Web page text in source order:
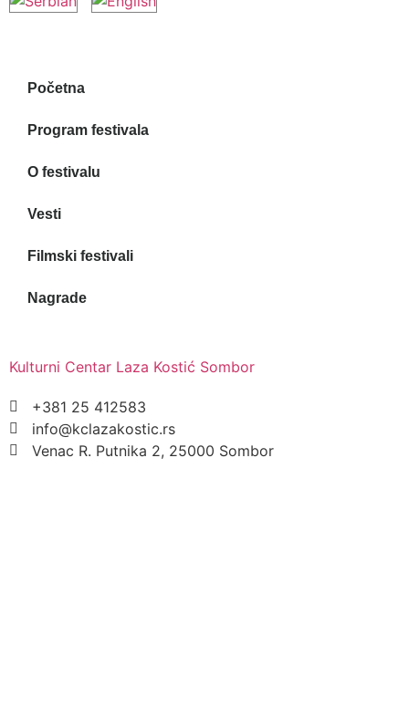
Početna
Program festivala
O festivalu
Vesti
Filmski festivali
Nagrade
Kulturni Centar Laza Kostić Sombor
+381 25 412583
info@kclazakostic.rs
Venac R. Putnika 2, 25000 Sombor